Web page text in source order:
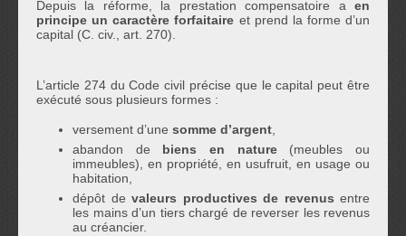
Depuis la réforme, la prestation compensatoire a en
principe un caractère forfaitaire et prend la forme d’un
capital (C. civ., art. 270).
L’article 274 du Code civil précise que le capital peut être
exécuté sous plusieurs formes :
versement d’une somme d’argent,
abandon de biens en nature(meubles ou
immeubles), en propriété, en usufruit, en usage ou
habitation,
dépôt de valeurs productives de revenus entre
les mains d’un tiers chargé de reverser les revenus
au créancier.